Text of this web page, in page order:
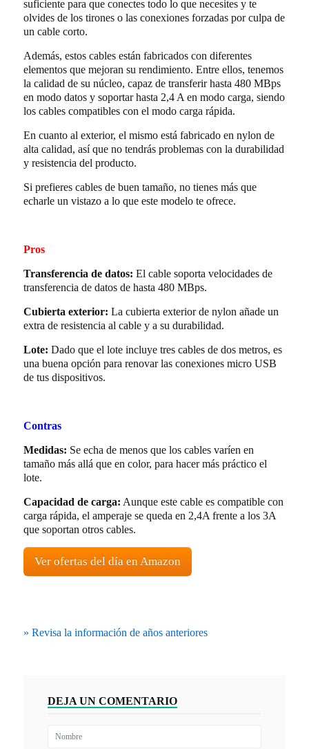
suficiente para que conectes todo lo que necesites y te
olvides de los tirones o las conexiones forzadas por culpa de
un cable corto.
Además, estos cables están fabricados con diferentes
elementos que mejoran su rendimiento. Entre ellos, tenemos
la calidad de su núcleo, capaz de transferir hasta 480 MBps
en modo datos y soportar hasta 2,4 A en modo carga, siendo
los cables compatibles con el modo carga rápida.
En cuanto al exterior, el mismo está fabricado en nylon de
alta calidad, así que no tendrás problemas con la durabilidad
y resistencia del producto.
Si prefieres cables de buen tamaño, no tienes más que
echarle un vistazo a lo que este modelo te ofrece.
Pros
Transferencia de datos: El cable soporta velocidades de
transferencia de datos de hasta 480 MBps.
Cubierta exterior: La cubierta exterior de nylon añade un
extra de resistencia al cable y a su durabilidad.
Lote: Dado que el lote incluye tres cables de dos metros, es
una buena opción para renovar las conexiones micro USB
de tus dispositivos.
Contras
Medidas: Se echa de menos que los cables varíen en
tamaño más allá que en color, para hacer más práctico el
lote.
Capacidad de carga: Aunque este cable es compatible con
carga rápida, el amperaje se queda en 2,4A frente a los 3A
que soportan otros cables.
Ver ofertas del día en Amazon
» Revisa la información de años anteriores
DEJA UN COMENTARIO